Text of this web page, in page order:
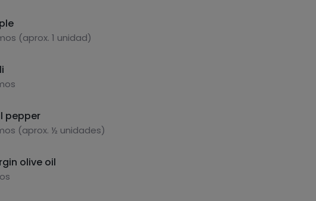
(aprox. 1 unidad)
pepper
(aprox. ½ unidades)
olive oil